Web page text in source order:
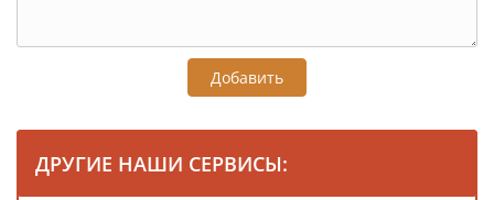
Добавить
ДРУГИЕ НАШИ СЕРВИСЫ: